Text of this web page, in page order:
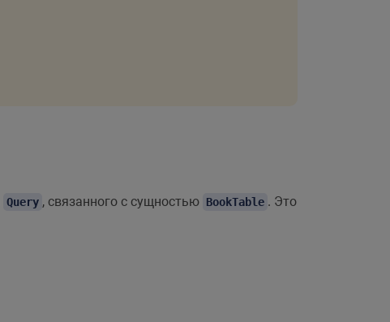
Query , связанного с сущностью BookTable . Это